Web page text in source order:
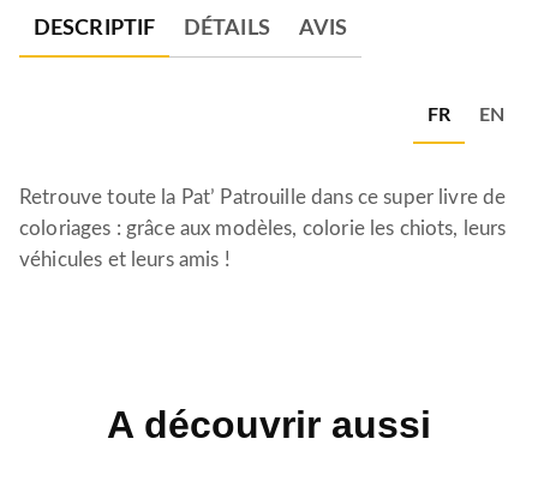
DESCRIPTIF DÉTAILS AVIS
FR EN
Retrouve toute la Pat’ Patrouille dans ce super livre de
coloriages : grâce aux modèles, colorie les chiots, leurs
véhicules et leurs amis !
A découvrir aussi